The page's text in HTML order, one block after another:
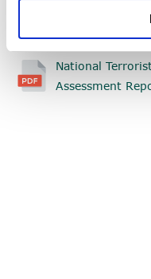
National
Assessment